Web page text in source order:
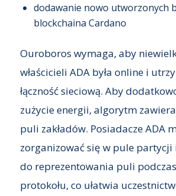
dodawanie nowo utworzonych
blockchaina Cardano
Ouroboros wymaga, aby
właścicieli ADA była online i
łączność sieciową. Aby
zużycie energii, algorytm
puli zakładów. Posiadacze ADA
zorganizować się w pule
do reprezentowania puli
protokołu, co ułatwia